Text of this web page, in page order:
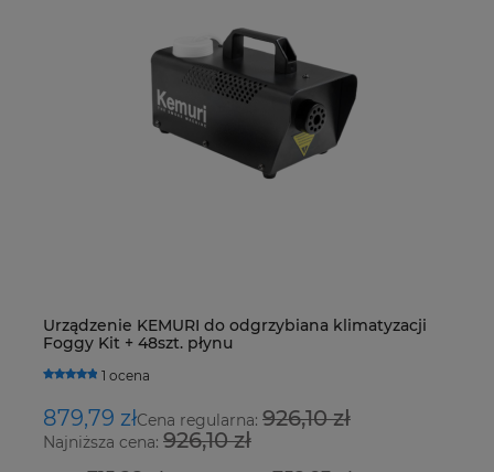
Urządzenie KEMURI do odgrzybiana klimatyzacji
Foggy Kit + 48szt. płynu
1 ocena
879,79 złCena regularna: 926,10 zł
Najniższa cena: 926,10 zł